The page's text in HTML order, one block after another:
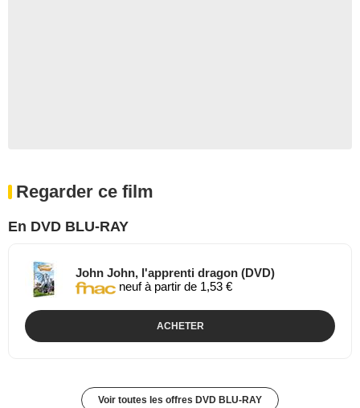
Regarder ce film
En DVD BLU-RAY
John John, l'apprenti dragon (DVD)
neuf à partir de 1,53 €
ACHETER
Voir toutes les offres DVD BLU-RAY